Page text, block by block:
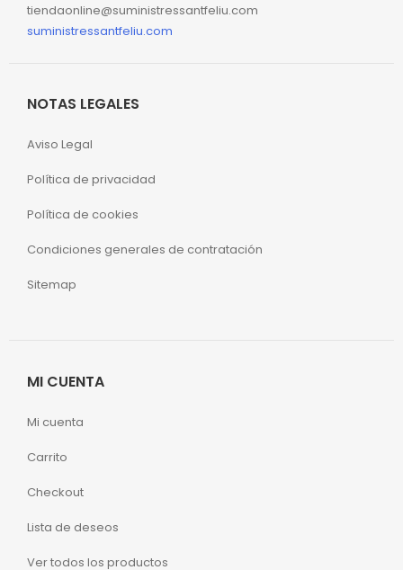
tiendaonline@suministressantfeliu.com
suministressantfeliu.com
NOTAS LEGALES
Aviso Legal
Política de privacidad
Política de cookies
Condiciones generales de contratación
Sitemap
MI CUENTA
Mi cuenta
Carrito
Checkout
Lista de deseos
Ver todos los productos